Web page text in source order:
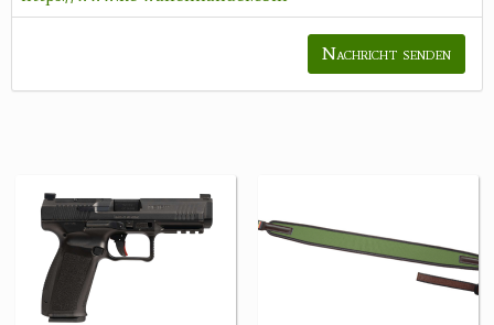
Nachricht senden